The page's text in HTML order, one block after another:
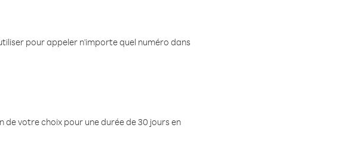
pour appeler n'importe quel numéro dans
votre choix pour une durée de 30 jours en